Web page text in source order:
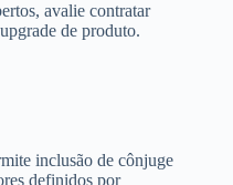
avalie contratar
de produto.
inclusão de cônjuge
definidos por